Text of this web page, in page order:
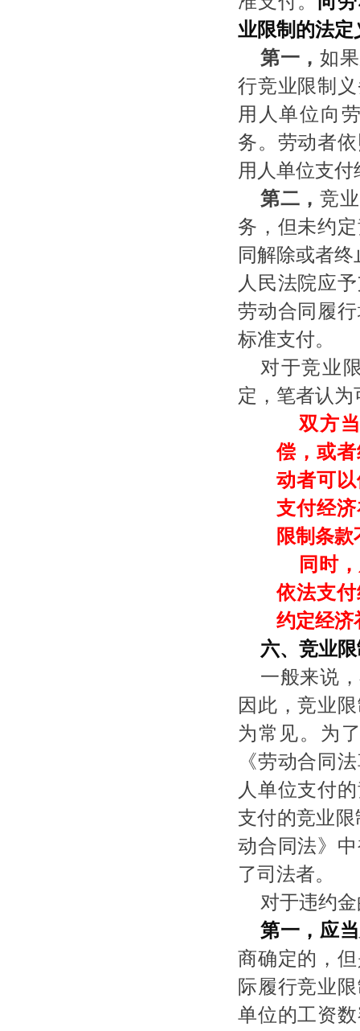
业限制的法定
第一， 如
行竞业限制
用人单位向
务。劳动者
用人单位支
第二， 竞
务，但未约
同解除或者
人民法院应
劳动合同履
标准支付。
对于竞业
定，笔者认
双方
偿，或
动者可
支付经
限制条
同时
依法支
约定经济
六、竞业
一般来说
因此，竞业
为常见。为
《劳动合同
人单位支付
支付的竞业
动合同法》
了司法者。
对于违约
第一，应
商确定的，
际履行竞业
单位的工资